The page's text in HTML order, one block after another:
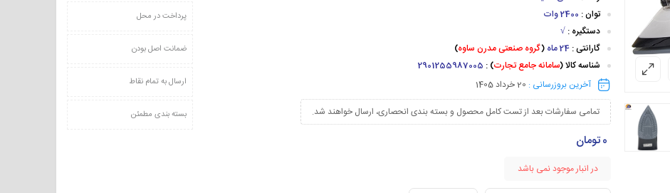
توان : 2400 وات
دستگیره : √
گارانتی : 24 ماه (گروه صنعتی مدرن ساوه)
شناسه کالا (سامانه جامع تجارت) :
2901255987005
آخرین بروزرسانی : 20 خرداد 1405
تمامی سفارشات بعد از تست کامل محصول و بسته بندی انحصاری، ارسال خواهند شد.
0تومان
در انبار موجود نمی باشد
پرداخت در محل
ضمانت اصل بودن
ارسال به تمام نقاط
بسته بندی مطمئن